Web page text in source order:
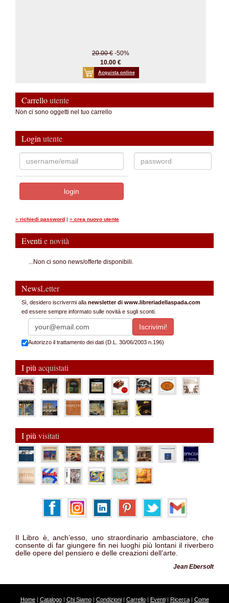
20.00 € -50%
10.00 €
Acquista online
Carrelloutente
Non ci sono oggetti nel tuo carrello
Login utente
» richiedi password | » crea nuovo utente
Eventi e novità
...Non ci sono news/offerte disponibili.
NewsLetter
Sì, desidero iscrivermi alla newsletter di www.libreriadellaspada.com
ed essere sempre informato sulle novità e sugli sconti.
Autorizzo il trattamento dei dati (D.L. 30/06/2003 n.196)
I più acquistati
I più visitati
Il Libro è, anch’esso, uno straordinario ambasciatore, che
consente di far giungere fin nei luoghi più lontani il riverbero
delle opere del pensiero e delle creazioni dell’arte.
Jean Ebersolt
Home| Catalogo| Chi Siamo| Condizioni| Carrello| Eventi| Ricerca| Come